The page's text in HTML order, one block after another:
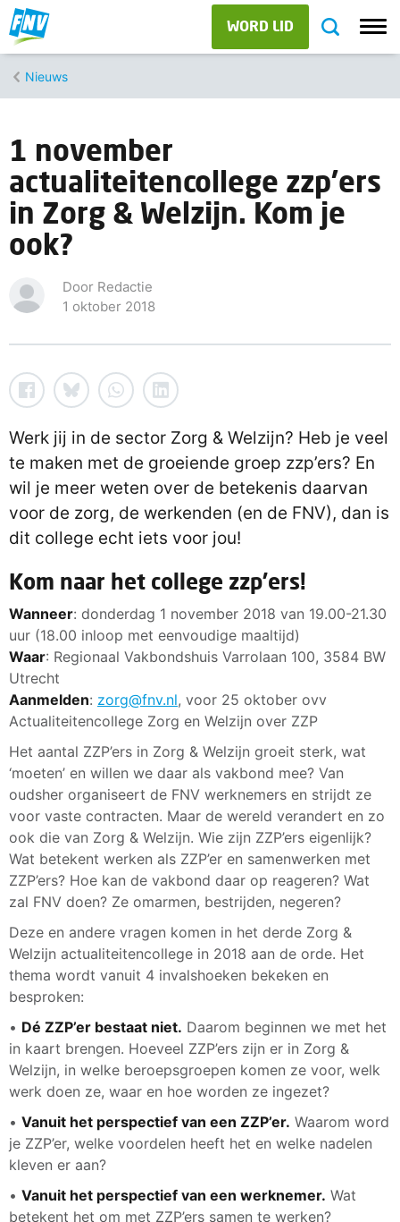
WORD LID
Nieuws
1 november
actualiteitencollege zzp’ers
in Zorg & Welzijn. Kom je
ook?
Door Redactie
1 oktober 2018
Werk jij in de sector Zorg & Welzijn? Heb je veel
te maken met de groeiende groep zzp’ers? En
wil je meer weten over de betekenis daarvan
voor de zorg, de werkenden (en de FNV), dan is
dit college echt iets voor jou!
Kom naar het college zzp’ers!
Wanneer: donderdag 1 november 2018 van 19.00-21.30
uur (18.00 inloop met eenvoudige maaltijd)
Waar: Regionaal Vakbondshuis Varrolaan 100, 3584 BW
Utrecht
Aanmelden: zorg@fnv.nl, voor 25 oktober ovv
Actualiteitencollege Zorg en Welzijn over ZZP
Het aantal ZZP’ers in Zorg & Welzijn groeit sterk, wat
‘moeten’ en willen we daar als vakbond mee? Van
oudsher organiseert de FNV werknemers en strijdt ze
voor vaste contracten. Maar de wereld verandert en zo
ook die van Zorg & Welzijn. Wie zijn ZZP’ers eigenlijk?
Wat betekent werken als ZZP’er en samenwerken met
ZZP’ers? Hoe kan de vakbond daar op reageren? Wat
zal FNV doen? Ze omarmen, bestrijden, negeren?
Deze en andere vragen komen in het derde Zorg &
Welzijn actualiteitencollege in 2018 aan de orde. Het
thema wordt vanuit 4 invalshoeken bekeken en
besproken:
• Dé ZZP’er bestaat niet. Daarom beginnen we met het
in kaart brengen. Hoeveel ZZP’ers zijn er in Zorg &
Welzijn, in welke beroepsgroepen komen ze voor, welk
werk doen ze, waar en hoe worden ze ingezet?
• Vanuit het perspectief van een ZZP’er. Waarom word
je ZZP’er, welke voordelen heeft het en welke nadelen
kleven er aan?
• Vanuit het perspectief van een werknemer. Wat
betekent het om met ZZP’ers samen te werken?